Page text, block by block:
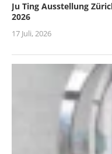
Ju Ting Ausstellung
2026
17 Juli, 2026